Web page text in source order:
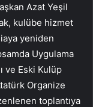
Azat Yeşil
kulübe hizmet
yeniden
Uygulama
ve Eski Kulüp
Organize
toplantıya